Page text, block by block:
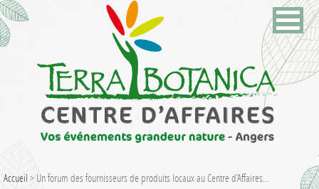
Accueil > Un forum des fournisseurs de produits locaux au Centre d’Affaires…